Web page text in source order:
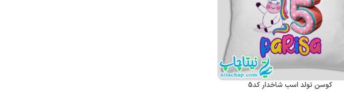
کوسن تولد اسب شاخدار کد5